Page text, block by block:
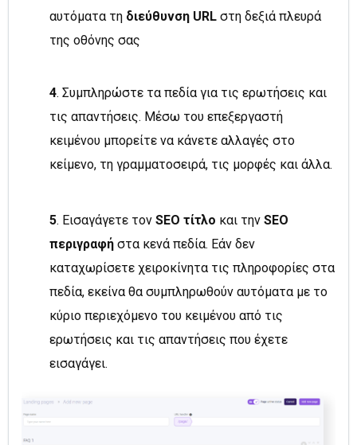
αυτόματα τη διεύθυνση URL στη δεξιά πλευρά
της οθόνης σας
4. Συμπληρώστε τα πεδία για τις ερωτήσεις και
τις απαντήσεις. Μέσω του επεξεργαστή
κειμένου μπορείτε να κάνετε αλλαγές στο
κείμενο, τη γραμματοσειρά, τις μορφές και άλλα.
5. Εισαγάγετε τον SEO τίτλο και την SEO
περιγραφή στα κενά πεδία. Εάν δεν
καταχωρίσετε χειροκίνητα τις πληροφορίες στα
πεδία, εκείνα θα συμπληρωθούν αυτόματα με το
κύριο περιεχόμενο του κειμένου από τις
ερωτήσεις και τις απαντήσεις που έχετε
εισαγάγει.